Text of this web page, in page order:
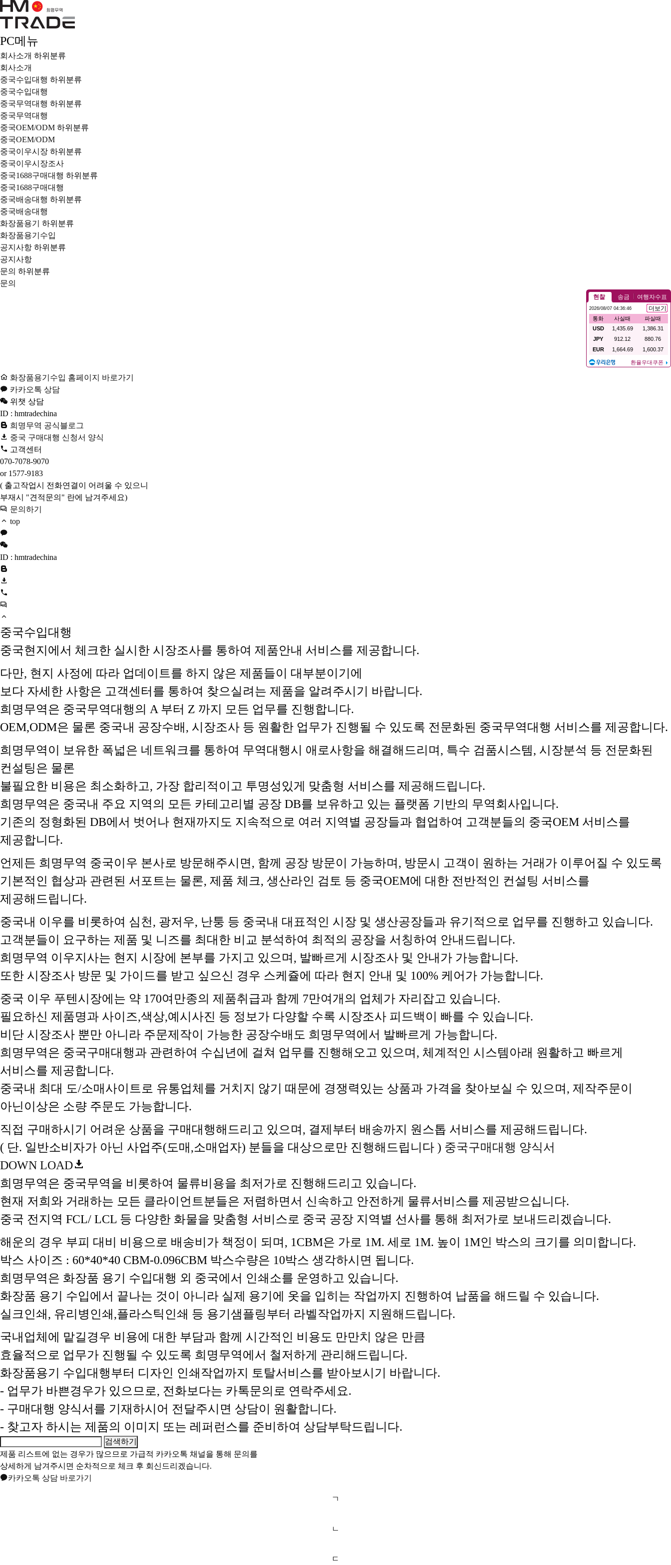
PC메뉴
회사소개 하위분류
회사소개
중국수입대행 하위분류
중국수입대행
중국무역대행 하위분류
중국무역대행
중국OEM/ODM 하위분류
중국OEM/ODM
중국이우시장 하위분류
중국이우시장조사
중국1688구매대행 하위분류
중국1688구매대행
중국배송대행 하위분류
중국배송대행
화장품용기
하위분류
화장품용기수입
공지사항 하위분류
공지사항
문의 하위분류
문의
화장품용기수입 홈페이지 바로가기
카카오톡 상담
위챗 상담
ID : hmtradechina
희명무역 공식블로그
중국 구매대행 신청서 양식
고객센터
070-7078-9070
or 1577-9183
( 출고작업시 전화연결이 어려울 수 있으니
부재시 "견적문의" 란에 남겨주세요)
문의하기
top
ID : hmtradechina
중국수입대행
중국현지에서 체크한 실시한 시장조사를 통하여 제품안내 서비스를 제공합니다.
다만, 현지 사정에 따라 업데이트를 하지 않은 제품들이 대부분이기에
보다 자세한 사항은 고객센터를 통하여 찾으실려는 제품을 알려주시기 바랍니다.
희명무역은 중국무역대행의 A 부터 Z 까지 모든 업무를 진행합니다.
OEM,ODM은 물론 중국내 공장수배, 시장조사 등 원활한 업무가 진행될 수 있도록 전문화된 중국무역대행 서비스를 제공합니다.
희명무역이 보유한 폭넓은 네트워크를 통하여 무역대행시 애로사항을 해결해드리며, 특수 검품시스템, 시장분석 등 전문화된
컨설팅은 물론
불필요한 비용은 최소화하고, 가장 합리적이고 투명성있게 맞춤형 서비스를 제공해드립니다.
희명무역은 중국내 주요 지역의 모든 카테고리별 공장 DB를 보유하고 있는 플랫폼 기반의 무역회사입니다.
기존의 정형화된 DB에서 벗어나 현재까지도 지속적으로 여러 지역별 공장들과 협업하여 고객분들의 중국OEM 서비스를
제공합니다.
언제든 희명무역 중국이우 본사로 방문해주시면, 함께 공장 방문이 가능하며, 방문시 고객이 원하는 거래가 이루어질 수 있도록
기본적인 협상과 관련된 서포트는 물론, 제품 체크, 생산라인 검토 등 중국OEM에 대한 전반적인 컨설팅 서비스를
제공해드립니다.
중국내 이우를 비롯하여 심천, 광저우, 난퉁 등 중국내 대표적인 시장 및 생산공장들과 유기적으로 업무를 진행하고 있습니다.
고객분들이 요구하는 제품 및 니즈를 최대한 비교 분석하여 최적의 공장을 서칭하여 안내드립니다.
희명무역 이우지사는 현지 시장에 본부를 가지고 있으며, 발빠르게 시장조사 및 안내가 가능합니다.
또한 시장조사 방문 및 가이드를 받고 싶으신 경우 스케쥴에 따라 현지 안내 및 100% 케어가 가능합니다.
중국 이우 푸텐시장에는 약 170여만종의 제품취급과 함께 7만여개의 업체가 자리잡고 있습니다.
필요하신 제품명과 사이즈,색상,예시사진 등 정보가 다양할 수록 시장조사 피드백이 빠를 수 있습니다.
비단 시장조사 뿐만 아니라 주문제작이 가능한 공장수배도 희명무역에서 발빠르게 가능합니다.
희명무역은 중국구매대행과 관련하여 수십년에 걸쳐 업무를 진행해오고 있으며, 체계적인 시스템아래 원활하고 빠르게
서비스를 제공합니다.
중국내 최대 도/소매사이트로 유통업체를 거치지 않기 때문에 경쟁력있는 상품과 가격을 찾아보실 수 있으며, 제작주문이
아닌이상은 소량 주문도 가능합니다.
직접 구매하시기 어려운 상품을 구매대행해드리고 있으며, 결제부터 배송까지 원스톱 서비스를 제공해드립니다.
( 단. 일반소비자가 아닌 사업주(도매,소매업자) 분들을 대상으로만 진행해드립니다 ) 중국구매대행 양식서
DOWN LOAD
희명무역은 중국무역을 비롯하여 물류비용을 최저가로 진행해드리고 있습니다.
현재 저희와 거래하는 모든 클라이언트분들은 저렴하면서 신속하고 안전하게 물류서비스를 제공받으십니다.
중국 전지역 FCL/ LCL 등 다양한 화물을 맞춤형 서비스로 중국 공장 지역별 선사를 통해 최저가로 보내드리겠습니다.
해운의 경우 부피 대비 비용으로 배송비가 책정이 되며, 1CBM은 가로 1M. 세로 1M. 높이 1M인 박스의 크기를 의미합니다.
박스 사이즈 : 60*40*40 CBM-0.096CBM 박스수량은 10박스 생각하시면 됩니다.
희명무역은 화장품 용기 수입대행 외 중국에서 인쇄소를 운영하고 있습니다.
화장품 용기 수입에서 끝나는 것이 아니라 실제 용기에 옷을 입히는 작업까지 진행하여 납품을 해드릴 수 있습니다.
실크인쇄, 유리병인쇄,플라스틱인쇄 등 용기샘플링부터 라벨작업까지 지원해드립니다.
국내업체에 맡길경우 비용에 대한 부담과 함께 시간적인 비용도 만만치 않은 만큼
효율적으로 업무가 진행될 수 있도록 희명무역에서 철저하게 관리해드립니다.
화장품용기 수입대행부터 디자인 인쇄작업까지 토탈서비스를 받아보시기 바랍니다.
- 업무가 바쁜경우가 있으므로, 전화보다는 카톡문의로 연락주세요.
- 구매대행 양식서를 기재하시어 전달주시면 상담이 원활합니다.
- 찾고자 하시는 제품의 이미지 또는 레퍼런스를 준비하여 상담부탁드립니다.
제품 리스트에 없는 경우가 많으므로 가급적 카카오톡 채널을 통해 문의를
상세하게 남겨주시면 순차적으로 체크 후 회신드리겠습니다.
카카오톡 상담 바로가기
ㄱ
ㄴ
ㄷ